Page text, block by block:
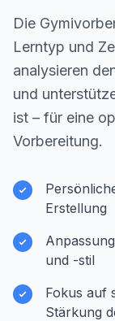
Die
Lerntyp und
analysieren
und
ist – für eine
Vorbereitung.
Erstellung
und -stil
Fokus auf
Stärkung